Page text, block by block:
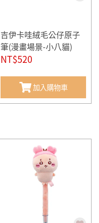
吉伊卡哇絨毛公仔原子
筆(漫畫場景-小八貓)
NT$520
加入購物車